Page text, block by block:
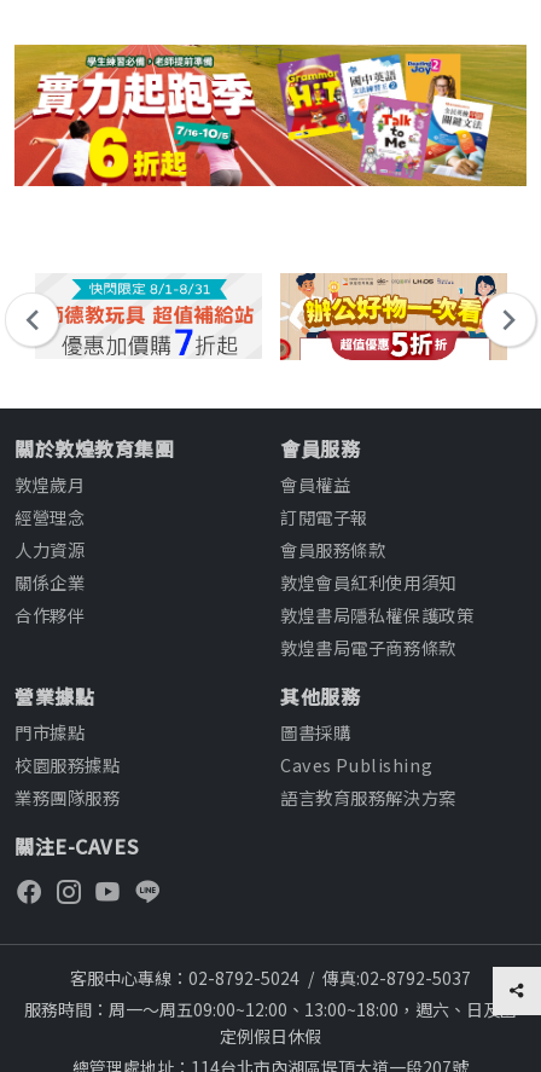
關於敦煌教育集團
敦煌歲月
經營理念
人力資源
關係企業
合作夥伴
會員服務
會員權益
訂閱電子報
會員服務條款
敦煌會員紅利使用須知
敦煌書局隱私權保護政策
敦煌書局電子商務條款
營業據點
門市據點
校園服務據點
業務團隊服務
其他服務
圖書採購
Caves Publishing
語言教育服務解決方案
關注E-CAVES
客服中心專線：02-8792-5024 / 傳真:02-8792-5037
服務時間：周一～周五09:00~12:00、13:00~18:00，週六、日及國
定例假日休假